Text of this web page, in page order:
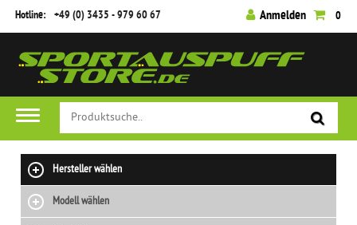
Hotline: +49 (0) 3435 - 979 60 67 Anmelden 0
Hersteller wählen
Modell wählen